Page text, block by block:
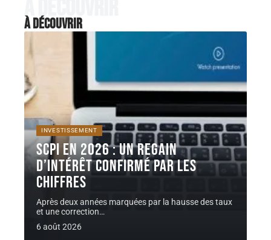
À découvrir
À découvrir
INVESTISSEMENT
SCPI en 2026 : un regain
d’intérêt confirmé par les
chiffres
Après deux années marquées par la hausse des taux
et une correction…
6 août 2026